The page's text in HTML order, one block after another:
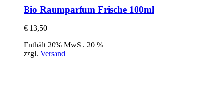
Bio Raumparfum Frische 100ml
€ 13,50
Enthält 20% MwSt. 20 %
zzgl. Versand